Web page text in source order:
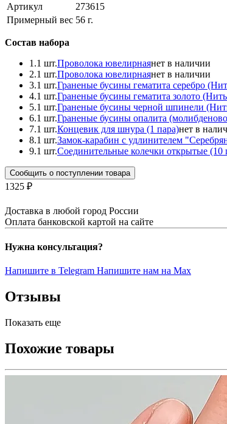
Артикул
273615
Примерный вес 56 г.
Состав набора
1.1 шт.Проволока ювелирнаянет в наличии
2.1 шт.Проволока ювелирнаянет в наличии
3.1 шт.Граненые бусины гематита серебро
4.1 шт.Граненые бусины гематита золото
5.1 шт.Граненые бусины черной шпинели
6.1 шт.Граненые бусины опалита
7.1 шт.Концевик для шнура (1 пара)нет в
8.1 шт.Замок-карабин с удлинителем
9.1 шт.Соединительные колечки открытые (10
Сообщить о поступлении товара
1325 ₽
Доставка в любой город России
Оплата банковской картой на сайте
Нужна консультация?
Напишите в Telegram Напишите нам на Max
Отзывы
Показать еще
Похожие товары